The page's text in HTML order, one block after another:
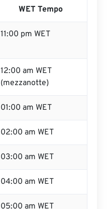
WET Tempo
11:00 pm WET
12:00 am WET
(mezzanotte)
01:00 am WET
02:00 am WET
03:00 am WET
04:00 am WET
05:00 am WET